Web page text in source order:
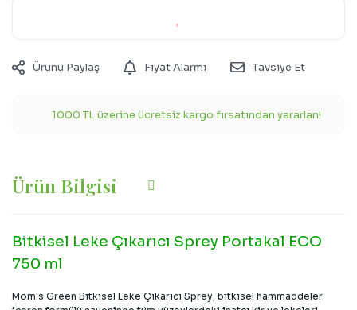
Ürünü Paylaş Fiyat Alarmı Tavsiye Et
1000 TL üzerine ücretsiz kargo fırsatından yararlan!
Ürün Bilgisi
Bitkisel Leke Çıkarıcı Sprey Portakal ECO
750 ml
Mom's Green Bitkisel Leke Çıkarıcı Sprey, bitkisel hammaddeler